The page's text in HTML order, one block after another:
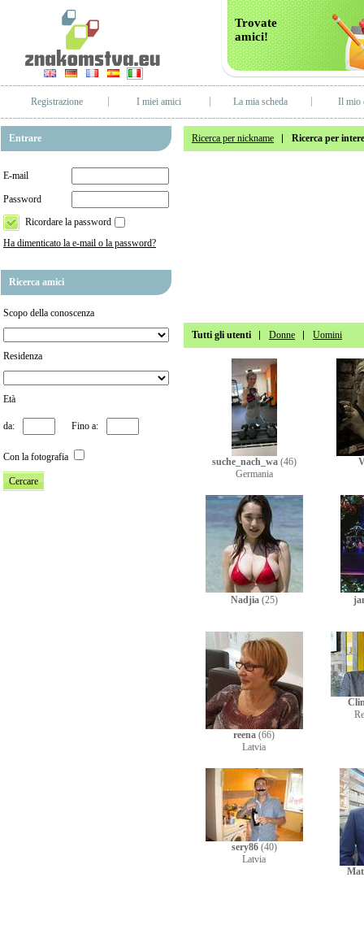
Trovate
amici!
Registrazione I miei amici La mia scheda Il mio
Entrare
E-mail
Password
Ricordare la password
Ha dimenticato la e-mail o la password?
Ricerca amici
Scopo della conoscenza
Residenza
Età
da: Fino a:
Con la fotografia
Ricerca per nickname Ricerca per
Tutti gli utenti Donne Uomini
suche_nach_wa (46)
Germania
Nadjia (25)
reena (66)
Latvia
sery86 (40)
Latvia